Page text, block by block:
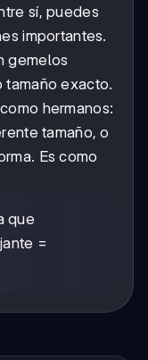
sí, puedes
importantes.
gemelos
tamaño exacto.
hermanos:
tamaño, o
Es como
que
=